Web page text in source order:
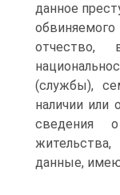
данное
(службы),
наличии или
сведения
данные,